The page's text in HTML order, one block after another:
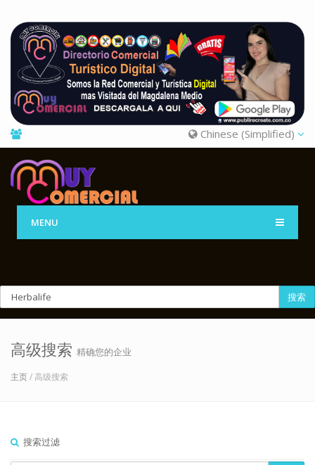
Chinese (Simplified)
MENU
搜索
高级搜索 精确您的企业
主页/ 高级搜索
搜索过滤